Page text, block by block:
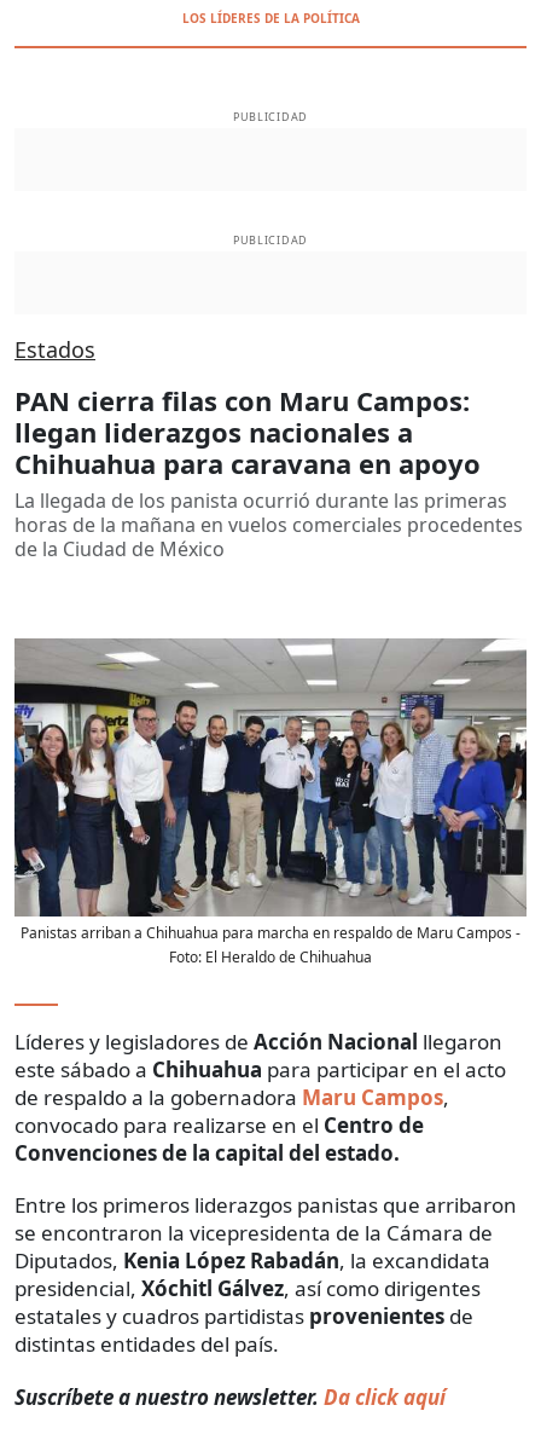
LOS LÍDERES DE LA POLÍTICA
PUBLICIDAD
PUBLICIDAD
Estados
PAN cierra filas con Maru Campos:
llegan liderazgos nacionales a
Chihuahua para caravana en apoyo
La llegada de los panista ocurrió durante las primeras
horas de la mañana en vuelos comerciales procedentes
de la Ciudad de México
Panistas arriban a Chihuahua para marcha en respaldo de Maru Campos -
Foto: El Heraldo de Chihuahua
Líderes y legisladores de Acción Nacional llegaron
este sábado a Chihuahua para participar en el acto
de respaldo a la gobernadora Maru Campos,
convocado para realizarse en el Centro de
Convenciones de la capital del estado.
Entre los primeros liderazgos panistas que arribaron
se encontraron la vicepresidenta de la Cámara de
Diputados, Kenia López Rabadán, la excandidata
presidencial, Xóchitl Gálvez, así como dirigentes
estatales y cuadros partidistas provenientes de
distintas entidades del país.
Suscríbete a nuestro newsletter. Da click aquí